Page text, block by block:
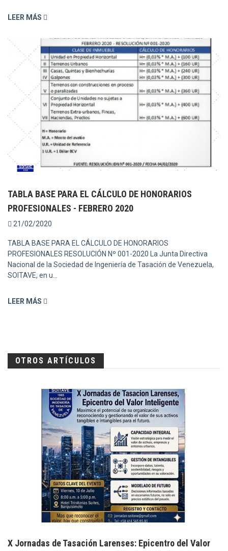
LEER MÁS
TABLA BASE PARA EL CÁLCULO DE HONORARIOS
PROFESIONALES - FEBRERO 2020
21/02/2020
TABLA BASE PARA EL CÁLCULO DE HONORARIOS
PROFESIONALES RESOLUCIÓN Nº 001-2020 La Junta Directiva
Nacional de la Sociedad de Ingeniería de Tasación de Venezuela,
SOITAVE, en u...
LEER MÁS
OTROS ARTÍCULOS
X Jornadas de Tasación Larenses: Epicentro del Valor